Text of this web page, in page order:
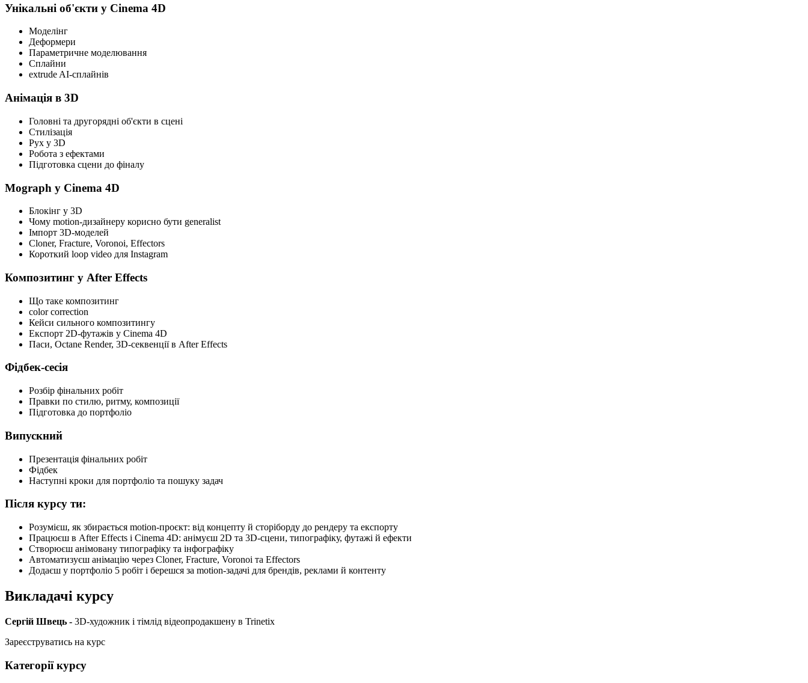
Унікальні об'єкти у Cinema 4D
Моделінг
Деформери
Параметричне моделювання
Сплайни
extrude AI-сплайнів
Анімація в 3D
Головні та другорядні об'єкти в сцені
Стилізація
Рух у 3D
Робота з ефектами
Підготовка сцени до фіналу
Mograph у Cinema 4D
Блокінг у 3D
Чому motion-дизайнеру корисно бути generalist
Імпорт 3D-моделей
Cloner, Fracture, Voronoi, Effectors
Короткий loop video для Instagram
Композитинг у After Effects
Що таке композитинг
color correction
Кейси сильного композитингу
Експорт 2D-футажів у Cinema 4D
Паси, Octane Render, 3D-секвенції в After Effects
Фідбек-сесія
Розбір фінальних робіт
Правки по стилю, ритму, композиції
Підготовка до портфоліо
Випускний
Презентація фінальних робіт
Фідбек
Наступні кроки для портфоліо та пошуку задач
Після курсу ти:
Розумієш, як збирається motion-проєкт: від концепту й сторіборду до рендеру та експорту
Працюєш в After Effects і Cinema 4D: анімуєш 2D та 3D-сцени, типографіку, футажі й ефекти
Створюєш анімовану типографіку та інфографіку
Автоматизуєш анімацію через Cloner, Fracture, Voronoi та Effectors
Додаєш у портфоліо 5 робіт і берешся за motion-задачі для брендів, реклами й контенту
Викладачі курсу
Сергій Швець - 3D-художник і тімлід відеопродакшену в Trinetix
Зареєструватись на курс
Категорії курсу